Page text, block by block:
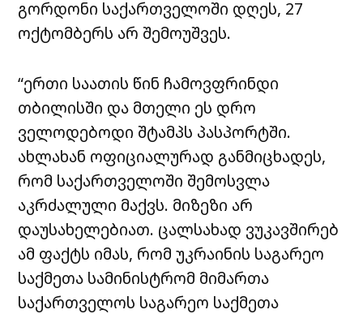
გორდონი საქართველოში დღეს, 27
ოქტომბერს არ შემოუშვეს.
“ერთი საათის წინ ჩამოვფრინდი
თბილისში და მთელი ეს დრო
ველოდებოდი შტამპს პასპორტში.
ახლახან ოფიციალურად განმიცხადეს,
რომ საქართველოში შემოსვლა
აკრძალული მაქვს. მიზეზი არ
დაუსახელებიათ. ცალსახად ვუკავშირებ
ამ ფაქტს იმას, რომ უკრაინის საგარეო
საქმეთა სამინისტრომ მიმართა
საქართველოს საგარეო საქმეთა